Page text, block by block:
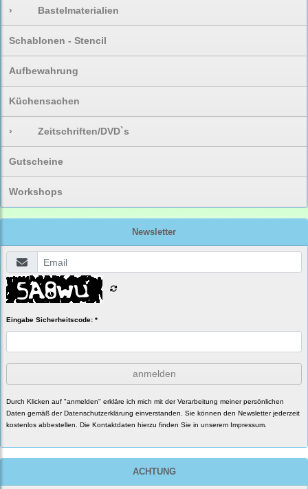
› Bastelmaterialien
Schablonen - Stencil
Aufbewahrung
Küchensachen
› Zeitschriften/DVD`s
Gutscheine
Workshops
Newsletter
Eingabe Sicherheitscode: *
anmelden
Durch Klicken auf "anmelden" erkläre ich mich mit der Verarbeitung meiner persönlichen
Daten gemäß der Datenschutzerklärung einverstanden. Sie können den Newsletter jederzeit
kostenlos abbestellen. Die Kontaktdaten hierzu finden Sie in unserem Impressum.
ACHTUNG